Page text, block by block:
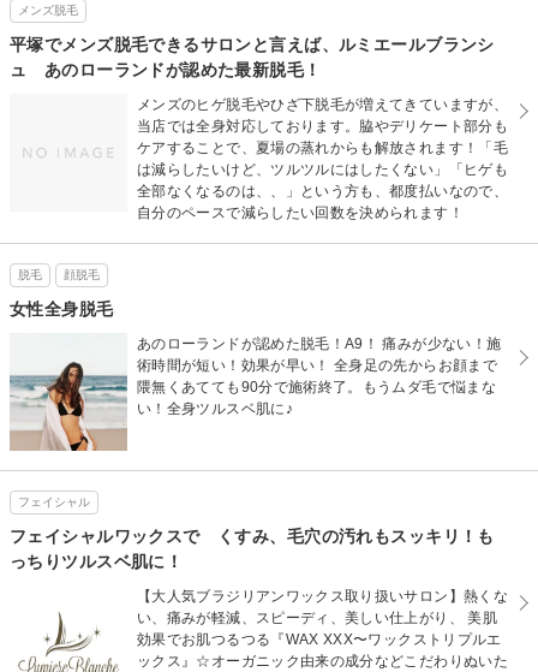
メンズ脱毛
平塚でメンズ脱毛できるサロンと言えば、ルミエールブランシ
ュ あのローランドが認めた最新脱毛！
メンズのヒゲ脱毛やひざ下脱毛が増えてきていますが、
当店では全身対応しております。脇やデリケート部分も
ケアすることで、夏場の蒸れからも解放されます！「毛
は減らしたいけど、ツルツルにはしたくない」「ヒゲも
全部なくなるのは、、」という方も、都度払いなので、
自分のペースで減らしたい回数を決められます！
脱毛 顔脱毛
女性全身脱毛
あのローランドが認めた脱毛！A9！ 痛みが少ない！施
術時間が短い！効果が早い！ 全身足の先からお顔まで
隈無くあてても90分で施術終了。もうムダ毛で悩まな
い！全身ツルスベ肌に♪
フェイシャル
フェイシャルワックスで くすみ、毛穴の汚れもスッキリ！も
っちりツルスベ肌に！
【大人気ブラジリアンワックス取り扱いサロン】熱くな
い、痛みが軽減、スピーディ、美しい仕上がり、 美肌
効果でお肌つるつる『WAX XXX〜ワックストリプルエ
ックス』☆オーガニック由来の成分などこだわりぬいた